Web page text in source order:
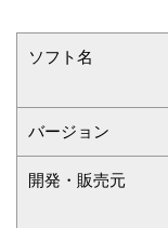
ソフト名
バージョン
開発・販売元